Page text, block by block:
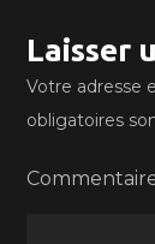
Laisser
Votre adresse
obligatoires